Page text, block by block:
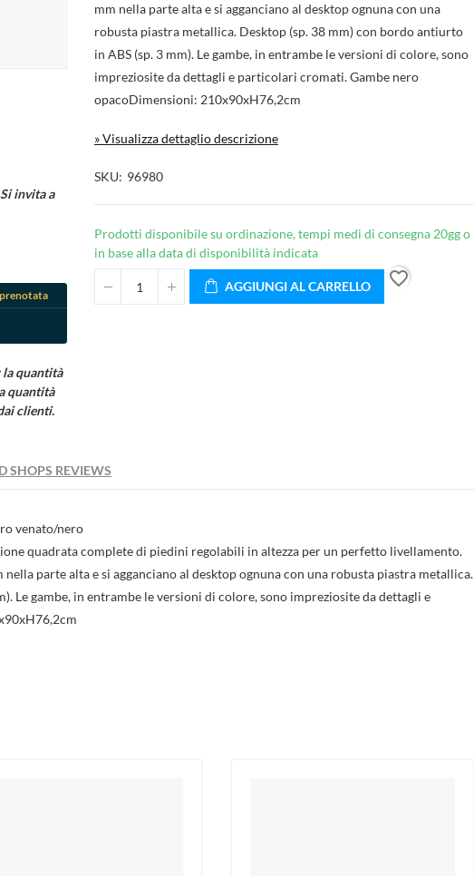
invita a
la quantità
quantità
clienti.
mm nella parte alta e si agganciano al desktop ognuna con una
robusta piastra metallica. Desktop (sp. 38 mm) con bordo antiurto
in ABS (sp. 3 mm). Le gambe, in entrambe le versioni di colore, sono
impreziosite da dettagli e particolari cromati. Gambe nero
opacoDimensioni: 210x90xH76,2cm
» Visualizza dettaglio descrizione
SKU 96980
Prodotti disponibile su ordinazione, tempi medi di consegna 20gg o
in base alla data di disponibilità indicata
AGGIUNGI AL CARRELLO favorite_border
SHOPS REVIEWS
venato/nero
quadrata complete di piedini regolabili in altezza per un perfetto livellamento.
parte alta e si agganciano al desktop ognuna con una robusta piastra metallica.
Le gambe, in entrambe le versioni di colore, sono impreziosite da dettagli e
alla wishlist
add_circle_outline
((cancelText)) ((loginText))